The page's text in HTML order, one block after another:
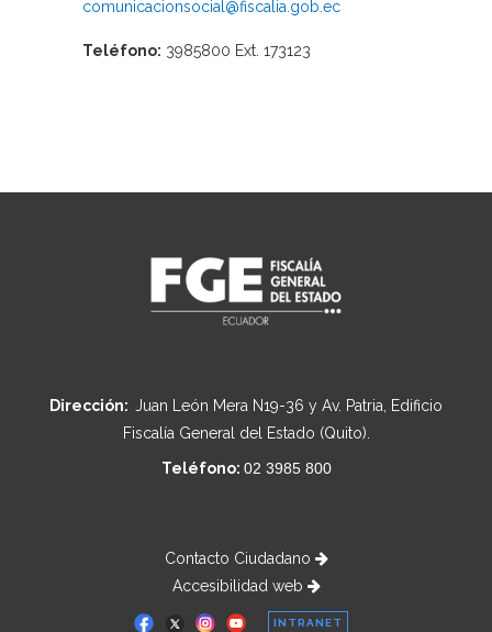
comunicacionsocial@fiscalia.gob.ec
Teléfono: 3985800 Ext. 173123
Dirección: Juan León Mera N19-36 y Av. Patria, Edificio
Fiscalía General del Estado (Quito).
Teléfono: 02 3985 800
Contacto Ciudadano
Accesibilidad web
INTRANET